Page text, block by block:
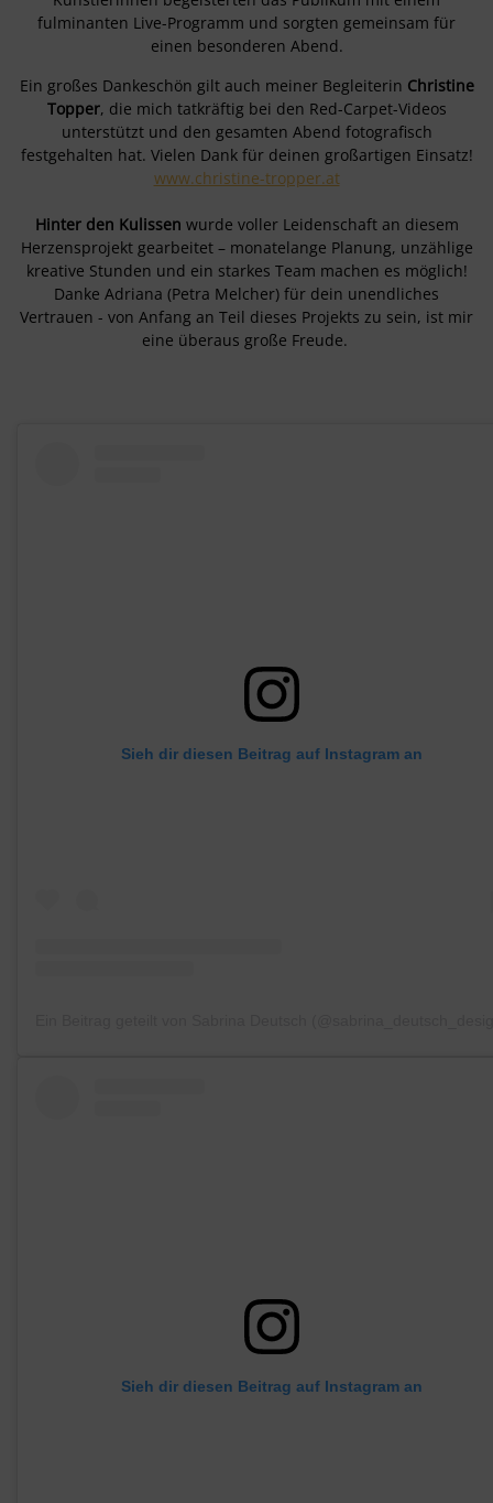
fulminanten Live-Programm und sorgten gemeinsam für
einen besonderen Abend.
Ein großes Dankeschön gilt auch meiner Begleiterin Christine
Topper, die mich tatkräftig bei den Red-Carpet-Videos
unterstützt und den gesamten Abend fotografisch
festgehalten hat. Vielen Dank für deinen großartigen Einsatz!
www.christine-tropper.at
Hinter den Kulissen wurde voller Leidenschaft an diesem
Herzensprojekt gearbeitet – monatelange Planung, unzählige
kreative Stunden und ein starkes Team machen es möglich!
Danke Adriana (Petra Melcher) für dein unendliches
Vertrauen - von Anfang an Teil dieses Projekts zu sein, ist mir
eine überaus große Freude.
Sieh dir diesen Beitrag auf Instagram an
Sieh dir diesen Beitrag auf Instagram an